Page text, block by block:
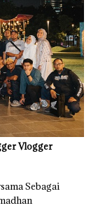
Vlogger
Sebagai